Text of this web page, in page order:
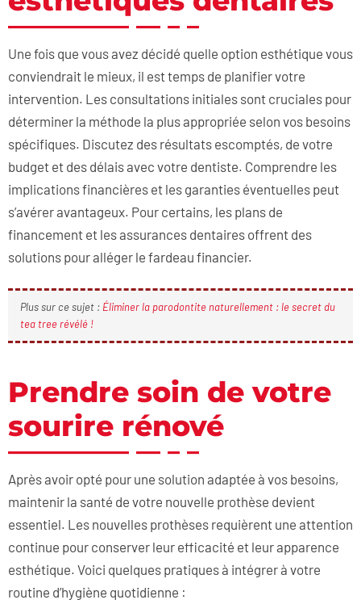
Une fois que vous avez décidé quelle option esthétique vous
conviendrait le mieux, il est temps de planifier votre
intervention. Les consultations initiales sont cruciales pour
déterminer la méthode la plus appropriée selon vos besoins
spécifiques. Discutez des résultats escomptés, de votre
budget et des délais avec votre dentiste. Comprendre les
implications financières et les garanties éventuelles peut
s’avérer avantageux. Pour certains, les plans de
financement et les assurances dentaires offrent des
solutions pour alléger le fardeau financier.
Plus sur ce sujet : Éliminer la parodontite naturellement : le secret du
tea tree révélé !
Prendre soin de votre
sourire rénové
Après avoir opté pour une solution adaptée à vos besoins,
maintenir la santé de votre nouvelle prothèse devient
essentiel. Les nouvelles prothèses requièrent une attention
continue pour conserver leur efficacité et leur apparence
esthétique. Voici quelques pratiques à intégrer à votre
routine d’hygiène quotidienne :